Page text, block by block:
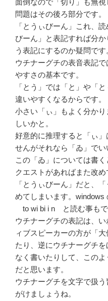
面倒なので「切り」も無視
問題はその後ろ部分です。
「とうぃびーん」これ、
びーん」と表記すれば分
う表記にするのか疑問です
ウチナーグチの表音表記
やすさの基本です。
「とう」では「と」や「
違いやすくなるからです。
小さい「ぃ」もよく分か
しいかと。
好意的に推理すると「ぃ
せんがそれなら「ゐ」でい
この「ゐ」については書
クエストがあればまた改め
「とうぃびーん」だと、
めてしまいます。windows
to wi bi i n と読む事も
ウチナーグチの表記は、
ィブスピーカーの方が「
たり、逆にウチナーグチ
なく書いたりして、この
だと思います。
ウチナーグチを文字で扱
がけましょうね。